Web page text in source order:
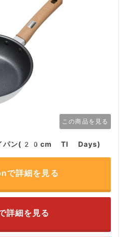
この商品を見る
イパン(20cm TI Days)
で詳細を見る
詳細を見る